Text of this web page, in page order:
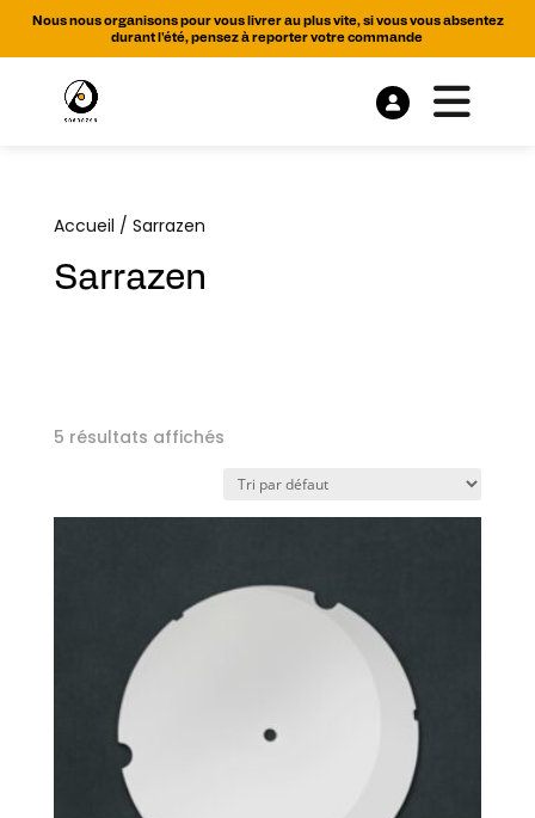
Nous nous organisons pour vous livrer au plus vite, si vous vous absentez
durant l'été, pensez à reporter votre commande
Accueil / Sarrazen
Sarrazen
5 résultats affichés